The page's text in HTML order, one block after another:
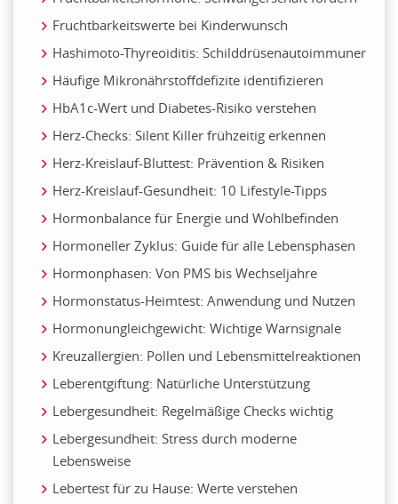
Fruchtbarkeitswerte bei Kinderwunsch
Hashimoto-Thyreoiditis: Schilddrüsenautoimmuner
Häufige Mikronährstoffdefizite identifizieren
HbA1c-Wert und Diabetes-Risiko verstehen
Herz-Checks: Silent Killer frühzeitig erkennen
Herz-Kreislauf-Bluttest: Prävention & Risiken
Herz-Kreislauf-Gesundheit: 10 Lifestyle-Tipps
Hormonbalance für Energie und Wohlbefinden
Hormoneller Zyklus: Guide für alle Lebensphasen
Hormonphasen: Von PMS bis Wechseljahre
Hormonstatus-Heimtest: Anwendung und Nutzen
Hormonungleichgewicht: Wichtige Warnsignale
Kreuzallergien: Pollen und Lebensmittelreaktionen
Leberentgiftung: Natürliche Unterstützung
Lebergesundheit: Regelmäßige Checks wichtig
Lebergesundheit: Stress durch moderne
Lebensweise
Lebertest für zu Hause: Werte verstehen